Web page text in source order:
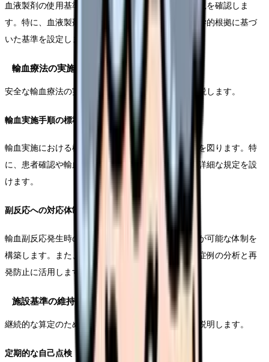
血液製剤の使用基準を明確に定め、院内での遵守状況を確認しま
す。特に、血液製剤の選択や投与量については、科学的根拠に基づ
いた基準を設定します。
輸血療法の実施体制整備
安全な輸血療法の実施に必要な体制整備について解説します。
輸血実施手順の標準化
輸血実施における標準手順を策定し、院内での統一を図ります。特
に、患者確認や輸血前検査の実施手順については、詳細な規定を設
けます。
副反応への対応体制
輸血副反応発生時の対応手順を整備し、迅速な対応が可能な体制を
構築します。また、副反応報告の仕組みを確立し、症例の分析と再
発防止に活用します。
施設基準の維持管理
継続的な算定のための施設基準の管理方法について説明します。
定期的な自己点検